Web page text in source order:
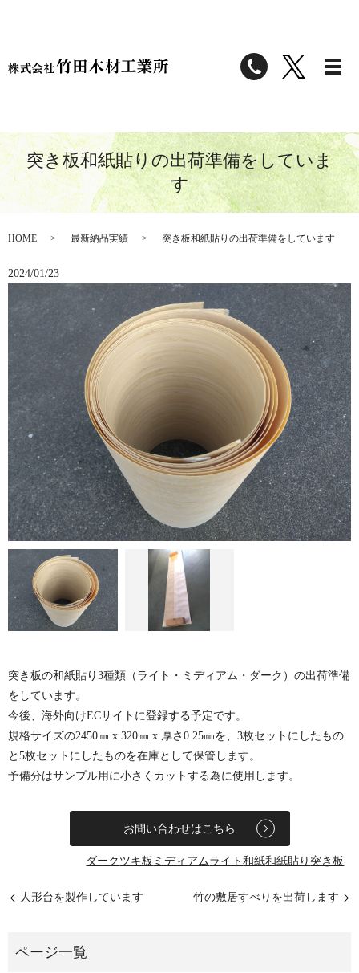
突き板和紙貼りの出荷準備をしていま
す
HOME 最新納品実績 突き板和紙貼りの出荷準備をしています
2024/01/23
突き板の和紙貼り3種類（ライト・ミディアム・ダーク）の出荷準備
をしています。
今後、海外向けECサイトに登録する予定です。
規格サイズの2450㎜ x 320㎜ x 厚さ0.25㎜を、3枚セットにしたもの
と5枚セットにしたものを在庫として保管します。
予備分はサンプル用に小さくカットする為に使用します。
お問い合わせはこちら
ダーク ツキ板 ミディアムライト和紙和紙貼り 突き板
人形台を製作しています 竹の敷居すべりを出荷します